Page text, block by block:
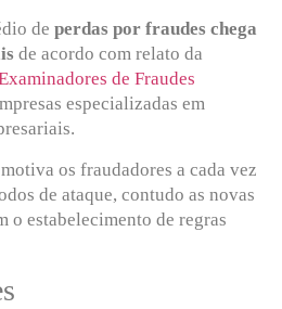
de perdas por fraudes chega
de acordo com relato da
de Fraudes
especializadas em
os fraudadores a cada vez
de ataque, contudo as novas
o estabelecimento de regras